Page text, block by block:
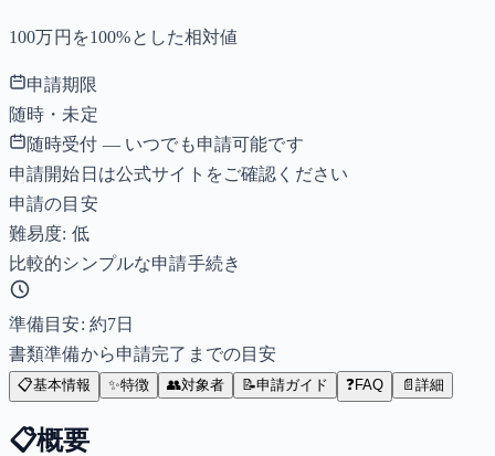
100万円を100%とした相対値
申請期限
随時・未定
随時受付 — いつでも申請可能です
申請開始日は公式サイトをご確認ください
申請の目安
難易度: 低
比較的シンプルな申請手続き
準備目安: 約7日
書類準備から申請完了までの目安
📋基本情報 ✨特徴 👥対象者 📝申請ガイド ❓FAQ 📄 詳細
📋概要